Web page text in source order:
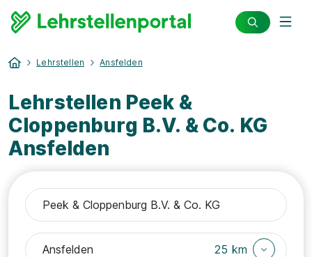
Lehrstellen Ansfelden
Lehrstellen Peek &
Cloppenburg B.V. & Co. KG
Ansfelden
25 km